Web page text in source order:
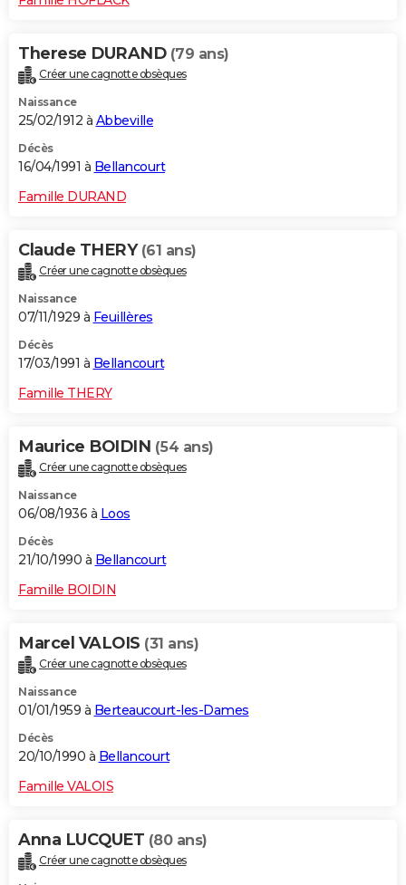
Therese DURAND (79 ans)
Créer une cagnotte obsèques
Naissance
25/02/1912 à Abbeville
Décès
16/04/1991 à Bellancourt
Famille DURAND
Claude THERY (61 ans)
Créer une cagnotte obsèques
Naissance
07/11/1929 à Feuillères
Décès
17/03/1991 à Bellancourt
Famille THERY
Maurice BOIDIN (54 ans)
Créer une cagnotte obsèques
Naissance
06/08/1936 à Loos
Décès
21/10/1990 à Bellancourt
Famille BOIDIN
Marcel VALOIS (31 ans)
Créer une cagnotte obsèques
Naissance
01/01/1959 à Berteaucourt-les-Dames
Décès
20/10/1990 à Bellancourt
Famille VALOIS
Anna LUCQUET (80 ans)
Créer une cagnotte obsèques